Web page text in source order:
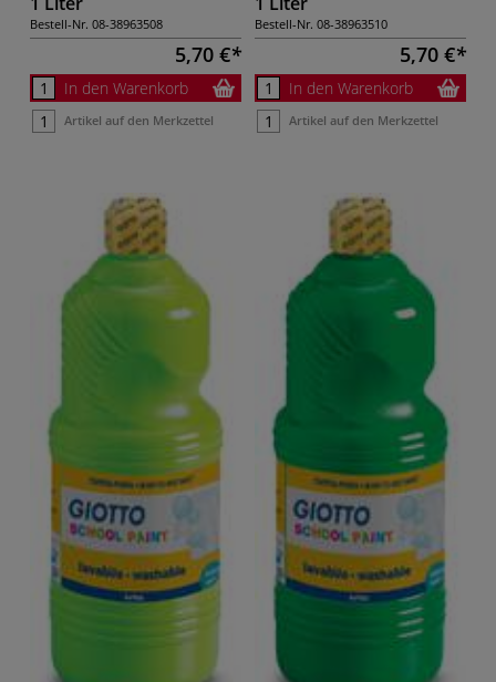
Bestell-Nr. 08-38963508
5,70 €
In den Warenkorb
Artikel auf den Merkzettel
Bestell-Nr. 08-38963510
5,70 €
In den Warenkorb
Artikel auf den Merkzettel